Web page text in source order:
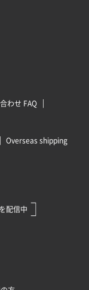
わせ FAQ
Overseas shipping